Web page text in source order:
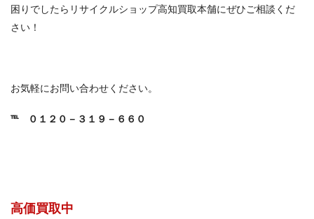
困りでしたらリサイクルショップ高知買取本舗にぜひご相談くだ
さい！
お気軽にお問い合わせください。
℡ ０１２０－３１９－６６０
高価買取中